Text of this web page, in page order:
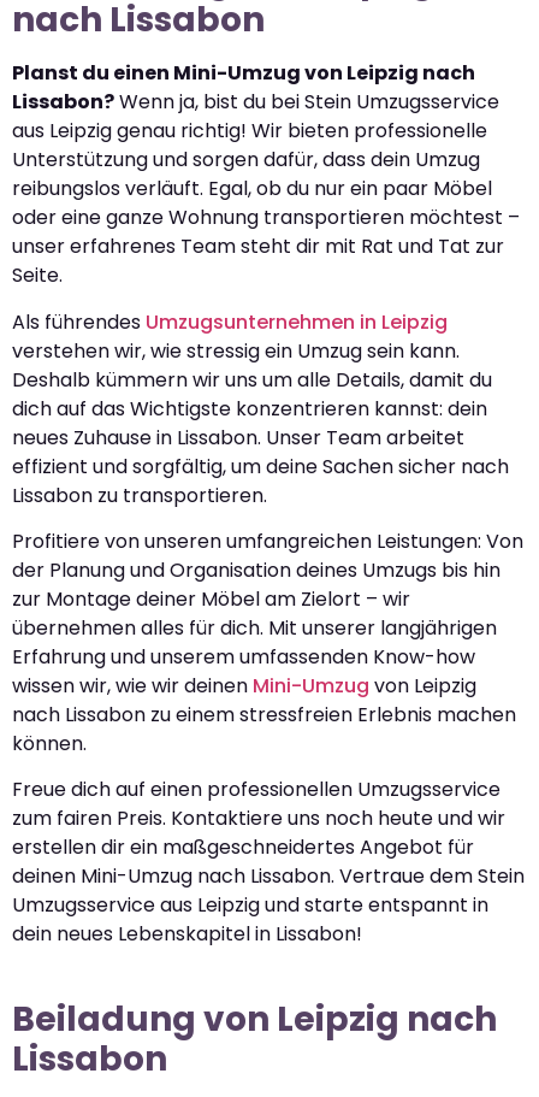
nach Lissabon
Planst du einen Mini-Umzug von Leipzig nach
Lissabon?Wenn ja, bist du bei Stein Umzugsservice
aus Leipzig genau richtig! Wir bieten professionelle
Unterstützung und sorgen dafür, dass dein Umzug
reibungslos verläuft. Egal, ob du nur ein paar Möbel
oder eine ganze Wohnung transportieren möchtest –
unser erfahrenes Team steht dir mit Rat und Tat zur
Seite.
Als führendes Umzugsunternehmen in Leipzig
verstehen wir, wie stressig ein Umzug sein kann.
Deshalb kümmern wir uns um alle Details, damit du
dich auf das Wichtigste konzentrieren kannst: dein
neues Zuhause in Lissabon. Unser Team arbeitet
effizient und sorgfältig, um deine Sachen sicher nach
Lissabon zu transportieren.
Profitiere von unseren umfangreichen Leistungen: Von
der Planung und Organisation deines Umzugs bis hin
zur Montage deiner Möbel am Zielort – wir
übernehmen alles für dich. Mit unserer langjährigen
Erfahrung und unserem umfassenden Know-how
wissen wir, wie wir deinen Mini-Umzug von Leipzig
nach Lissabon zu einem stressfreien Erlebnis machen
können.
Freue dich auf einen professionellen Umzugsservice
zum fairen Preis. Kontaktiere uns noch heute und wir
erstellen dir ein maßgeschneidertes Angebot für
deinen Mini-Umzug nach Lissabon. Vertraue dem Stein
Umzugsservice aus Leipzig und starte entspannt in
dein neues Lebenskapitel in Lissabon!
Beiladung von Leipzig nach
Lissabon